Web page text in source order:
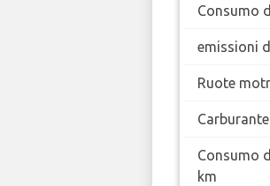
Consumo
emissioni
Ruote
Carburante
Consumo
km